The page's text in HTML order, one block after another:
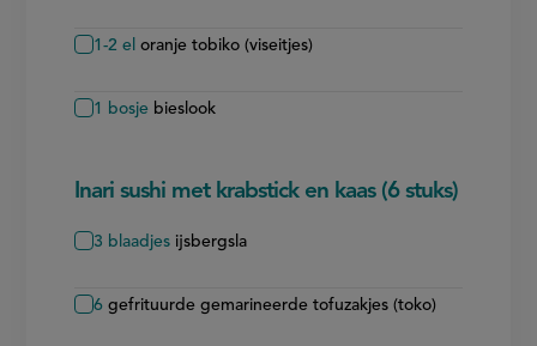
1-2 el oranje tobiko (viseitjes)
1 bosje bieslook
Inari sushi met krabstick en kaas (6 stuks)
3 blaadjes ijsbergsla
6 gefrituurde gemarineerde tofuzakjes (toko)